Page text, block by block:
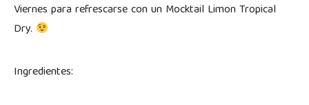
Viernes para refrescarse con un Mocktail Limon Tropical
Dry.
Ingredientes: